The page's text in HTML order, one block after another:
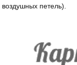
воздушных петель).